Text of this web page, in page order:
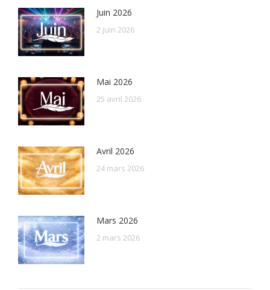
Juin 2026
2 juin 2026
Mai 2026
25 avril 2026
Avril 2026
24 mars 2026
Mars 2026
2 mars 2026